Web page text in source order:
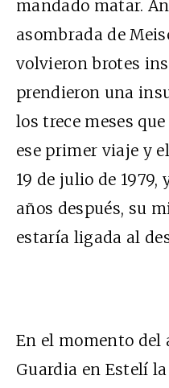
mandado matar.
asombrada de
volvieron brotes
prendieron una
los trece meses
ese primer viaje y
19 de julio de
años después, su
estaría ligada al
En el momento del
Guardia en Estelí